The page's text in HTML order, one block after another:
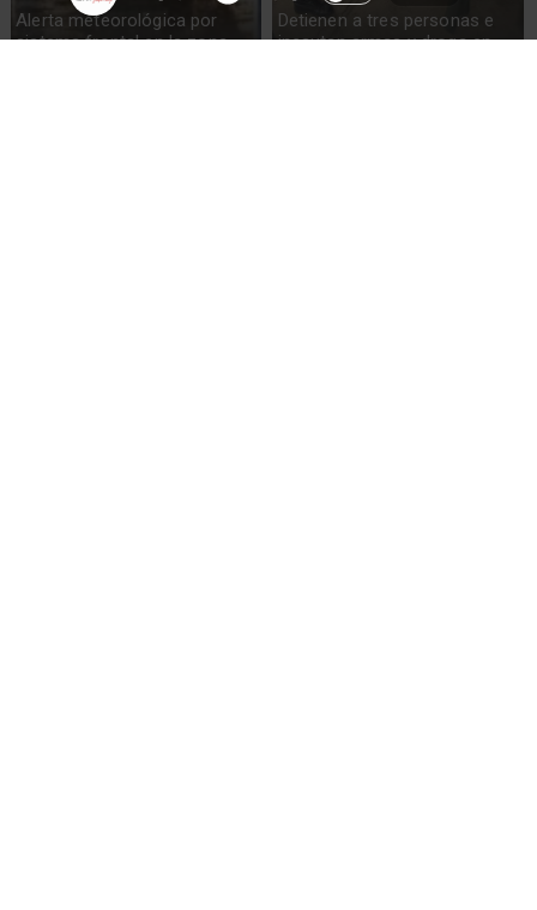
Alerta meteorológica por
sistema frontal en la zona
Detienen a tres personas e
incautan armas y droga en